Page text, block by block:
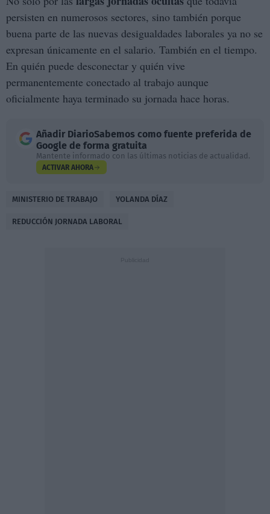
persisten en numerosos sectores, sino también porque
buena parte de las nuevas desigualdades laborales ya no se
expresan únicamente en el salario. También en el tiempo.
En quién puede desconectar y quién vive
permanentemente conectado al trabajo aunque
oficialmente haya terminado su jornada hace horas.
Añadir DiarioSabemos como fuente preferida de
Google de forma gratuita
Mantente informado con las últimas noticias de actualidad.
ACTIVAR AHORA
MINISTERIO DE TRABAJO YOLANDA DÍAZ
REDUCCIÓN JORNADA LABORAL